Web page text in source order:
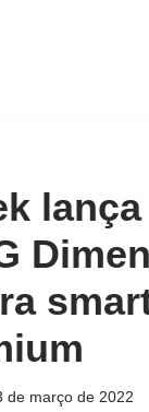
de março de 2022